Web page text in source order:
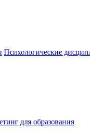
Психологические
для образования